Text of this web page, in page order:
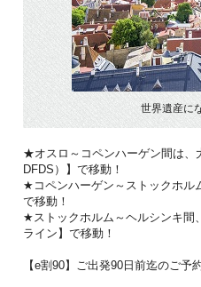
世界遺産に
★オスロ～コペンハーゲン間は、
DFDS）】で移動！
★コペンハーゲン～ストックホル
で移動！
★ストックホルム～ヘルシンキ間
ライン】で移動！
【e割90】ご出発90日前迄のご予